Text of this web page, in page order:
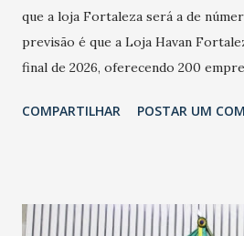
que a loja Fortaleza será a de
previsão é que a Loja Havan
final de 2026, oferecendo 200
Havan Fortaleza ainda não foi
COMPARTILHAR POSTAR UM